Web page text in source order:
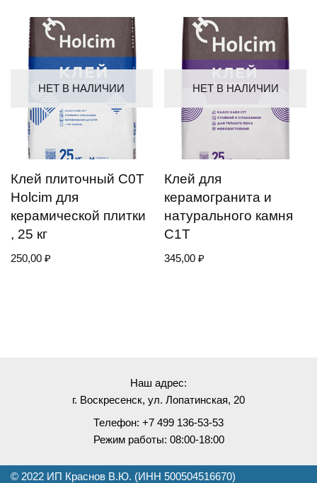
НЕТ В НАЛИЧИИ
Клей плиточный C0Т
Holcim для
керамической плитки
, 25 кг
250,00 ₽
НЕТ В НАЛИЧИИ
Клей для
керамогранита и
натурального камня
C1T
345,00₽
Наш адрес:
г. Воскресенск, ул. Лопатинская, 20
Телефон: +7 499 136-53-53
Режим работы: 08:00-18:00
© 2022 ИП Краснов В.Ю. (ИНН 500504516670)